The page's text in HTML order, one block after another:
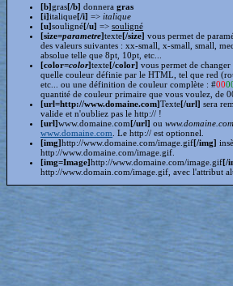
[b]gras[/b] donnera gras
[i]italique[/i] => italique
[u]souligné[/u] => souligné
[size=parametre]texte[/size] vous permet de
des valeurs suivantes : xx-small, x-small, small,
absolue telle que 8pt, 10pt, etc...
[color=color]texte[/color] vous permet de changer
quelle couleur définie par le HTML, tel que red
etc... ou une définition de couleur complète : #00
quantité de couleur primaire que vous voulez, de
[url=http://www.domaine.com]Texte[/url] sera
valide et n'oubliez pas le http:// !
[url]www.domaine.com[/url] ou www.domaine.com
www.domaine.com . Le http:// est optionnel.
[img]http://www.domaine.com/image.gif[/img]
http://www.domaine.com/image.gif.
[img=Image]http://www.domaine.com/image.gif[/
http://www.domain.com/image.gif, avec l'attribut